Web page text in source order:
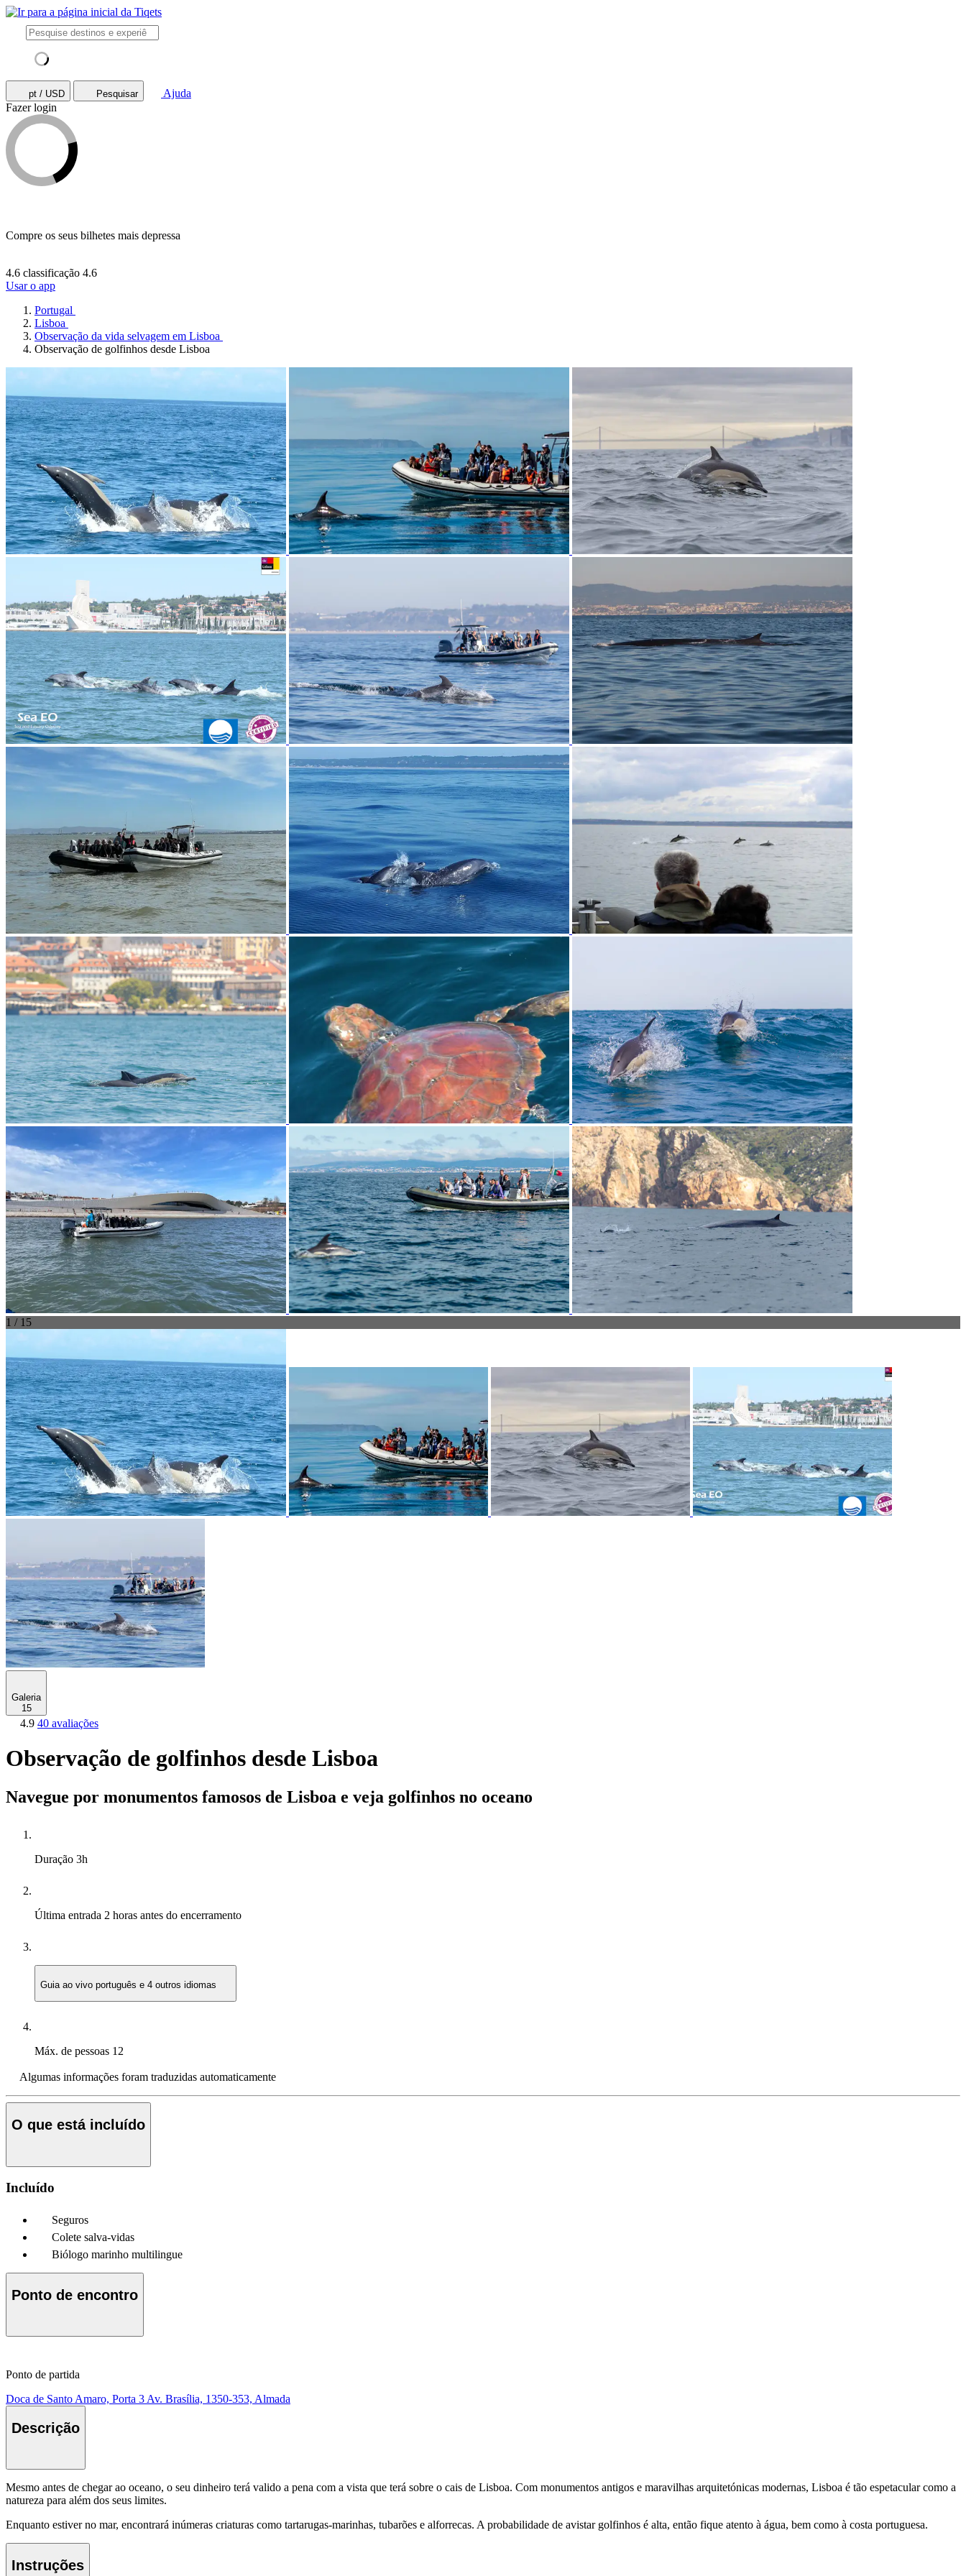
pt / USD Pesquisar
Ajuda
Fazer login
Compre os seus bilhetes mais depressa
4.6 classificação 4.6
Usar o app
Portugal
Lisboa
Observação da vida selvagem em Lisboa
Observação de golfinhos desde Lisboa
1 / 15
Galeria
15
4.9 40 avaliações
Observação de golfinhos desde Lisboa
Navegue por monumentos famosos de Lisboa e veja golfinhos no oceano
Duração 3h
Última entrada 2 horas antes do encerramento
Guia ao vivo português e 4 outros idiomas
Máx. de pessoas 12
Algumas informações foram traduzidas automaticamente
O que está incluído
Incluído
Seguros
Colete salva-vidas
Biólogo marinho multilingue
Ponto de encontro
Ponto de partida
Doca de Santo Amaro, Porta 3 Av. Brasília, 1350-353, Almada
Descrição
Mesmo antes de chegar ao oceano, o seu dinheiro terá valido a pena com a vista que terá sobre o cais de Lisboa. Com monumentos antigos e maravilhas arquitetónicas modernas, Lisboa é tão espetacular como a
natureza para além dos seus limites.
Enquanto estiver no mar, encontrará inúmeras criaturas como tartarugas-marinhas, tubarões e alforrecas. A probabilidade de avistar golfinhos é alta, então fique atento à água, bem como à costa portuguesa.
Instruções